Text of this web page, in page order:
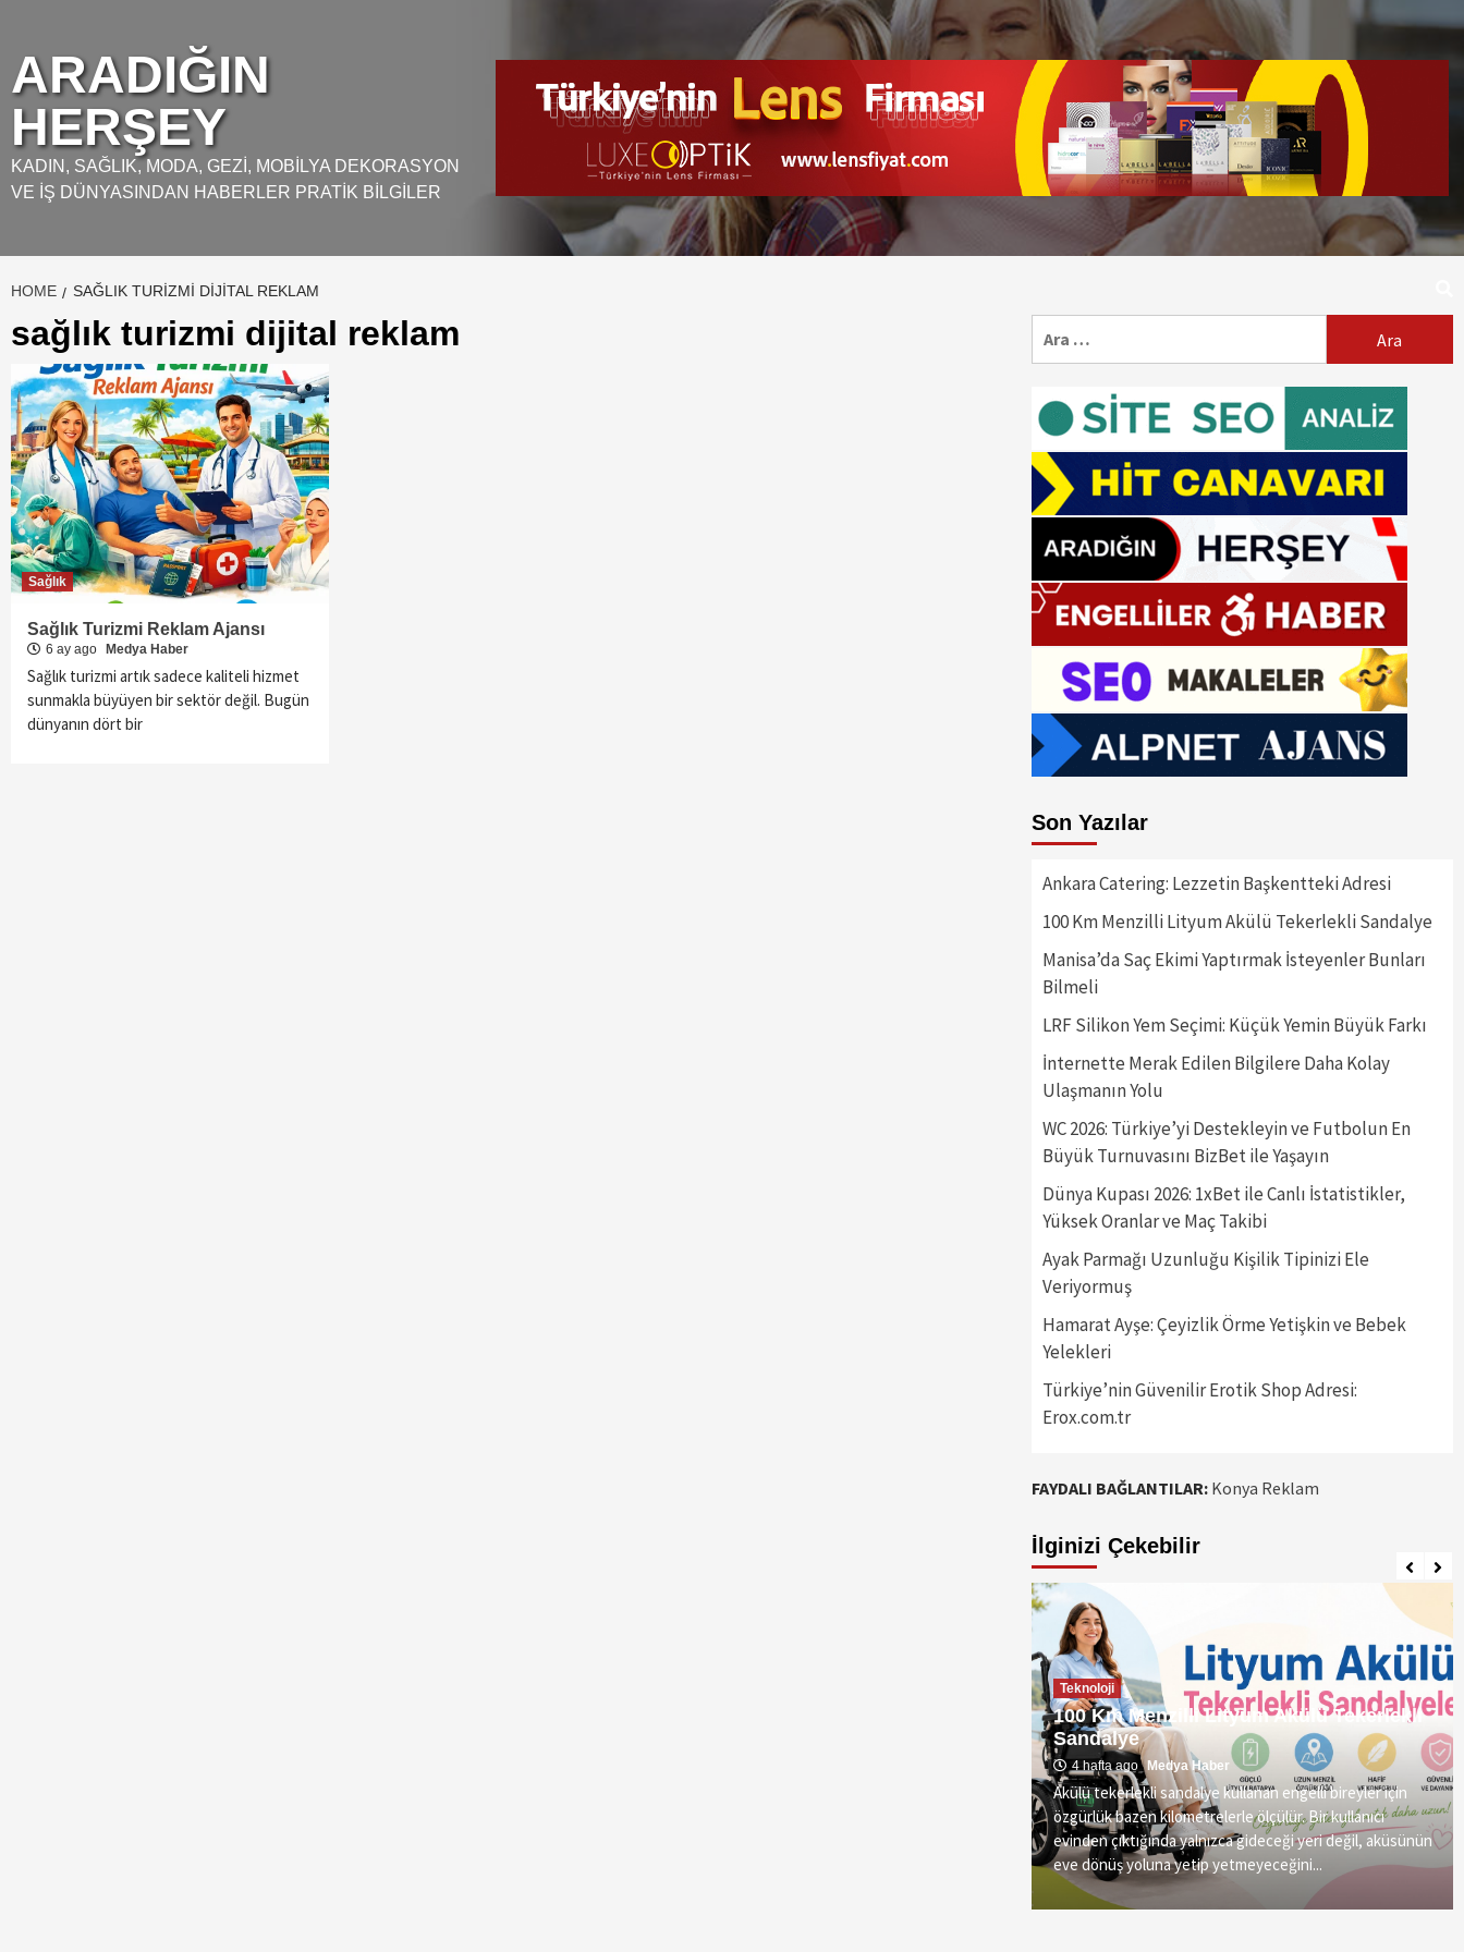
content
ARADIĞIN
HERŞEY
KADIN, SAĞLIK, MODA, GEZI, MOBILYA DEKORASYON
VE İŞ DÜNYASINDAN HABERLER PRATIK BILGILER
HOME SAĞLIK TURIZMI DIJITAL REKLAM
sağlık turizmi dijital reklam
Sağlık
Sağlık Turizmi Reklam Ajansı
6 ay ago Medya Haber
Sağlık turizmi artık sadece kaliteli hizmet
sunmakla büyüyen bir sektör değil. Bugün
dünyanın dört bir
Son Yazılar
Ankara Catering: Lezzetin Başkentteki Adresi
100 Km Menzilli Lityum Akülü Tekerlekli Sandalye
Manisa’da Saç Ekimi Yaptırmak İsteyenler Bunları
Bilmeli
LRF Silikon Yem Seçimi: Küçük Yemin Büyük Farkı
İnternette Merak Edilen Bilgilere Daha Kolay
Ulaşmanın Yolu
WC 2026: Türkiye’yi Destekleyin ve Futbolun En
Büyük Turnuvasını BizBet ile Yaşayın
Dünya Kupası 2026: 1xBet ile Canlı İstatistikler,
Yüksek Oranlar ve Maç Takibi
Ayak Parmağı Uzunluğu Kişilik Tipinizi Ele
Veriyormuş
Hamarat Ayşe: Çeyizlik Örme Yetişkin ve Bebek
Yelekleri
Türkiye’nin Güvenilir Erotik Shop Adresi:
Erox.com.tr
FAYDALI BAĞLANTILAR: Konya Reklam
İlginizi Çekebilir
Teknoloji
100 Km Menzilli Lityum Akülü Tekerlekli
Sandalye
4 hafta ago Medya Haber
Akülü tekerlekli sandalye kullanan engelli bireyler için
özgürlük bazen kilometrelerle ölçülür. Bir kullanıcı
evinden çıktığında yalnızca gideceği yeri değil, aküsünün
eve dönüş yoluna yetip yetmeyeceğini...